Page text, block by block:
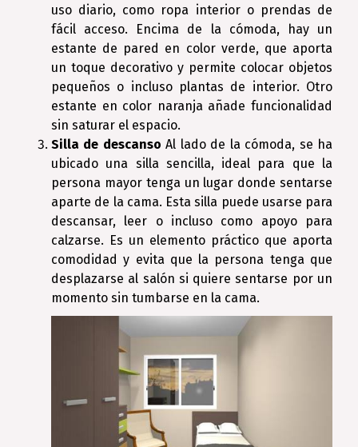
uso diario, como ropa interior o prendas de
fácil acceso. Encima de la cómoda, hay un
estante de pared en color verde, que aporta
un toque decorativo y permite colocar objetos
pequeños o incluso plantas de interior. Otro
estante en color naranja añade funcionalidad
sin saturar el espacio.
Silla de descanso Al lado de la cómoda, se ha
ubicado una silla sencilla, ideal para que la
persona mayor tenga un lugar donde sentarse
aparte de la cama. Esta silla puede usarse para
descansar, leer o incluso como apoyo para
calzarse. Es un elemento práctico que aporta
comodidad y evita que la persona tenga que
desplazarse al salón si quiere sentarse por un
momento sin tumbarse en la cama.